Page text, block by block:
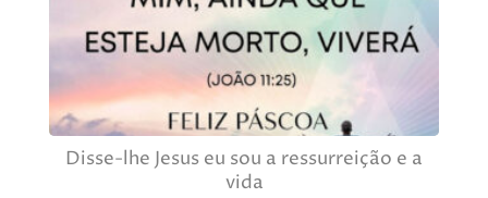
Disse-lhe Jesus eu sou a ressurreição e a
vida